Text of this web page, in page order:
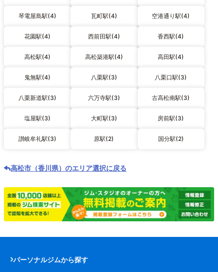
琴電屋島駅(4) 瓦町駅(4) 空港通り駅(4)
花園駅(4) 西前田駅(4) 香西駅(4)
高松駅(4) 高松築港駅(4) 高田駅(4)
鬼無駅(4) 八栗駅(3) 八栗口駅(3)
八栗新道駅(3) 六万寺駅(3) 古高松南駅(3)
塩屋駅(3) 大町駅(3) 房前駅(3)
讃岐牟礼駅(3) 原駅(2) 国分駅(2)
高松市（香川県）のエリア選択に戻る
パーソナルジムから探す